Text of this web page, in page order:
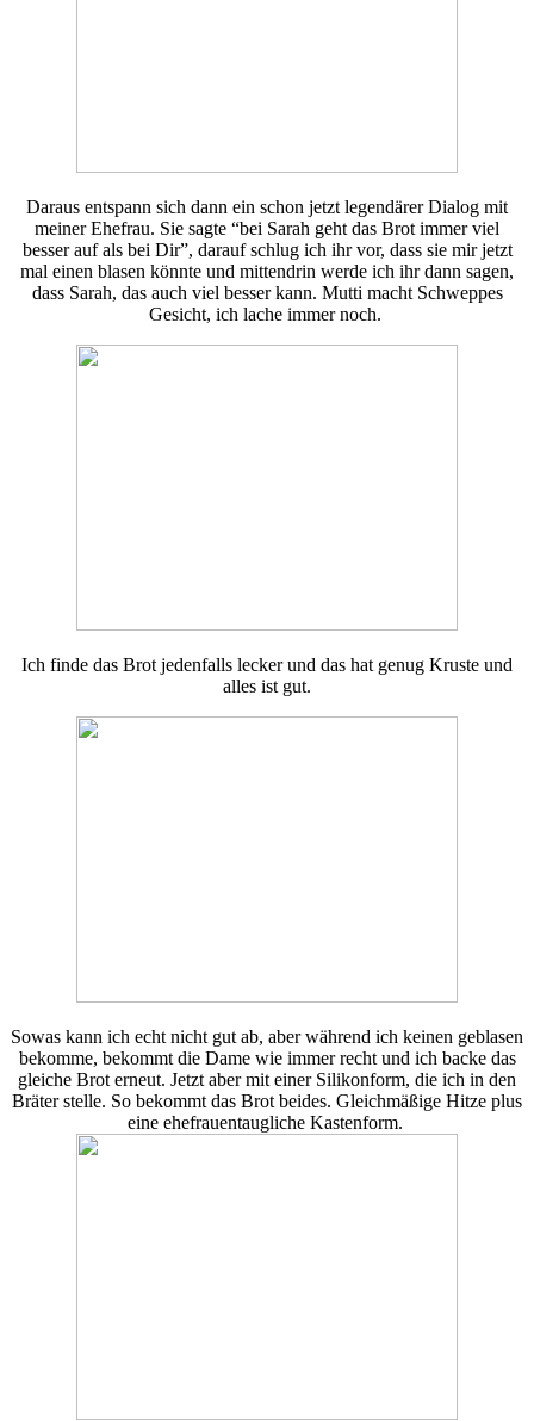
Daraus entspann sich dann ein schon jetzt legendärer Dialog mit
meiner Ehefrau. Sie sagte “bei Sarah geht das Brot immer viel
besser auf als bei Dir”, darauf schlug ich ihr vor, dass sie mir jetzt
mal einen blasen könnte und mittendrin werde ich ihr dann sagen,
dass Sarah, das auch viel besser kann. Mutti macht Schweppes
Gesicht, ich lache immer noch.
Ich finde das Brot jedenfalls lecker und das hat genug Kruste und
alles ist gut.
Sowas kann ich echt nicht gut ab, aber während ich keinen geblasen
bekomme, bekommt die Dame wie immer recht und ich backe das
gleiche Brot erneut. Jetzt aber mit einer Silikonform, die ich in den
Bräter stelle. So bekommt das Brot beides. Gleichmäßige Hitze plus
eine ehefrauentaugliche Kastenform.